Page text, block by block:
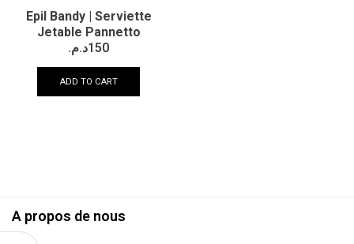
Epil Bandy | Serviette
Jetable Pannetto
150د.م.
ADD TO CART
A propos de nous